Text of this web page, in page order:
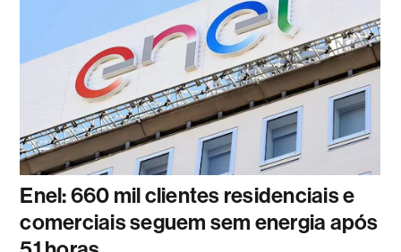
Enel: 660 mil clientes residenciais e
comerciais seguem sem energia após